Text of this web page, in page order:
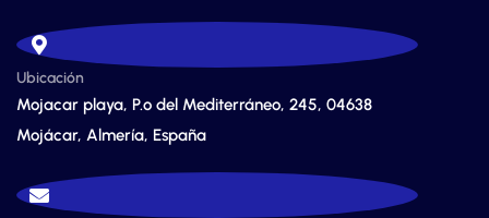
Ubicación
Mojacar playa, P.º del Mediterráneo, 245, 04638
Mojácar, Almería, España